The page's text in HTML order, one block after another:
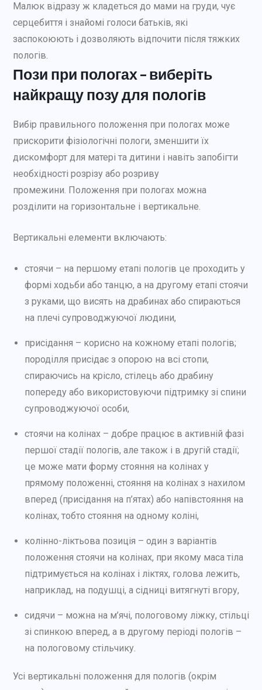
Малюк відразу ж кладеться до мами на груди, чує
серцебиття і знайомі голоси батьків, які
заспокоюють і дозволяють відпочити після тяжких
пологів.
Пози при пологах – виберіть
найкращу позу для пологів
Вибір правильного положення при пологах може
прискорити фізіологічні пологи, зменшити їх
дискомфорт для матері та дитини і навіть запобігти
необхідності розрізу або розриву
промежини. Положення при пологах можна
розділити на горизонтальне і вертикальне.
Вертикальні елементи включають:
стоячи – на першому етапі пологів це проходить у
формі ходьби або танцю, а на другому етапі стоячи
з руками, що висять на драбинах або спираються
на плечі супроводжуючої людини,
присідання – корисно на кожному етапі пологів;
породілля присідає з опорою на всі стопи,
спираючись на крісло, стілець або драбину
попереду або використовуючи підтримку зі спини
супроводжуючої особи,
стоячи на колінах – добре працює в активній фазі
першої стадії пологів, але також і в другій стадії;
це може мати форму стояння на колінах у
прямому положенні, стояння на колінах з нахилом
вперед (присідання на п’ятах) або напівстояння на
колінах, тобто стояння на одному коліні,
колінно-ліктьова позиція – один з варіантів
положення стоячи на колінах, при якому маса тіла
підтримується на колінах і ліктях, голова лежить,
наприклад, на подушці, а сідниці витягнуті вгору,
сидячи – можна на м’ячі, пологовому ліжку, стільці
зі спинкою вперед, а в другому періоді пологів –
на пологовому стільчику.
Усі вертикальні положення для пологів (окрім